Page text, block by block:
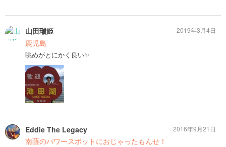
山田瑞姫
鹿児島
眺めがとにかく良い✨
2019年3月4日
Eddie The Legacy
南薩のパワースポットにおじゃったもんせ！
2016年9月21日